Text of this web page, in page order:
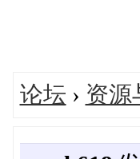
论坛 › 资源